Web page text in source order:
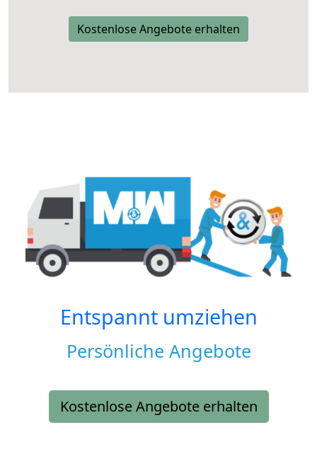
Kostenlose Angebote erhalten
Entspannt umziehen
Persönliche Angebote
Kostenlose Angebote erhalten